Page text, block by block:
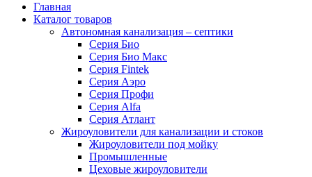
Главная
Каталог товаров
Автономная канализация – септики
Серия Био
Серия Био Макс
Серия Fintek
Серия Аэро
Серия Профи
Серия Alfa
Серия Атлант
Жироуловители для канализации и стоков
Жироуловители под мойку
Промышленные
Цеховые жироуловители